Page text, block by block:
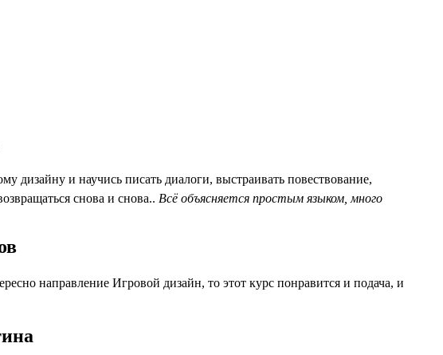
дизайну и научись писать диалоги, выстраивать повествование,
снова и снова.. Всё объясняется простым языком, много
направление Игровой дизайн, то этот курс понравится и подача, и